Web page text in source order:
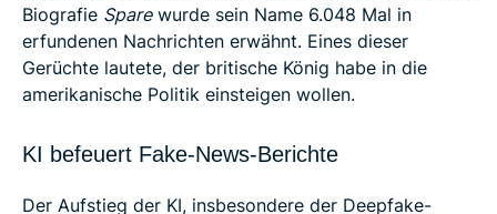
Biografie Sparewurde sein Name 6.048 Mal in
erfundenen Nachrichten erwähnt. Eines dieser
Gerüchte lautete, der britische König habe in die
amerikanische Politik einsteigen wollen.
KI befeuert Fake-News-Berichte
Der Aufstieg der KI, insbesondere der Deepfake-